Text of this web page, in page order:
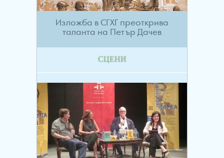
Изложба в СГХГ преоткрива
таланта на Петър Дачев
СЦЕНИ